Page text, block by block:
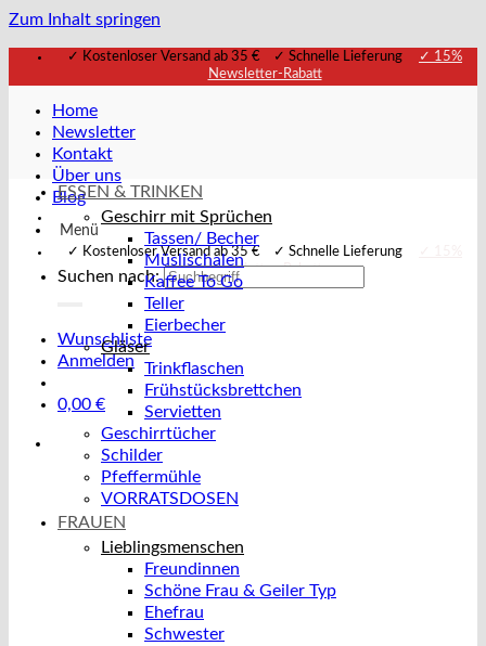
Zum Inhalt springen
✓ Kostenloser Versand ab 35 € ✓ Schnelle Lieferung
✓ 15%
Newsletter-Rabatt
Home
Newsletter
Kontakt
Über uns
Blog
✓ Kostenloser Versand ab 35 € ✓ Schnelle Lieferung
Newsletter-Rabatt
Menü
Suchen nach:
Wunschliste
Anmelden
0,00 €
ESSEN & TRINKEN
Geschirr mit Sprüchen
Tassen/ Becher
Müslischalen
Kaffee To Go
Teller
Eierbecher
Gläser
Trinkflaschen
Frühstücksbrettchen
Servietten
Geschirrtücher
Schilder
Pfeffermühle
VORRATSDOSEN
FRAUEN
Lieblingsmenschen
Freundinnen
Schöne Frau & Geiler Typ
Ehefrau
Schwester